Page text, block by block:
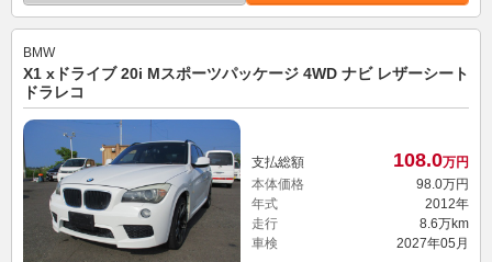
BMW
X1 xドライブ 20i Mスポーツパッケージ 4WD ナビ レザーシート
ドラレコ
支払総額 108.0万円
本体価格
98.0万円
年式
2012年
走行
8.6万km
車検
2027年05月